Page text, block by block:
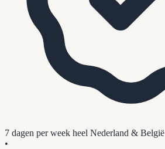
7 dagen per week heel Nederland & België
•